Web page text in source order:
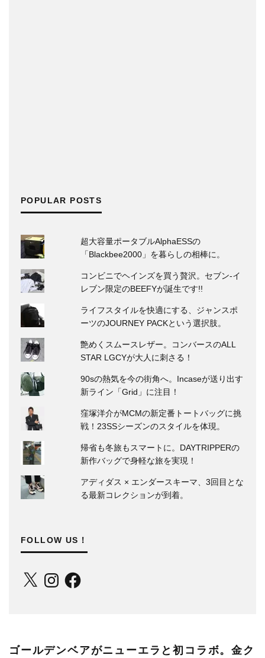
POPULAR POSTS
超大容量ポータブルAlphaESSの
「Blackbee2000」を暮らしの相棒に。
コンビニでヘインズを買う贅沢。セブン‐イ
レブン限定のBEEFYが誕生です!!
ライフスタイルを快適にする、ジャンスポ
ーツのJOURNEY PACKという選択肢。
艶めくスムースレザー。コンバースのALL
STAR LGCYが大人に刺さる！
90sの熱気を今の街角へ。Incaseが送り出す
新ライン「Grid」に注目！
窪塚洋介がMCMの新定番トートバッグに挑
戦！23SSシーズンのスタイルを体現。
帰省も冬旅もスマートに。DAYTRIPPERの
新作バッグで身軽な旅を実現！
アディダス × エンダースキーマ、3回目とな
る最新コレクションが到着。
FOLLOW US！
X InstagramFacebook
ゴールデンベアがニューエラと初コラボ。金ク